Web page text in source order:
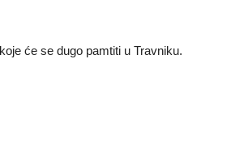
će se dugo pamtiti u Travniku.